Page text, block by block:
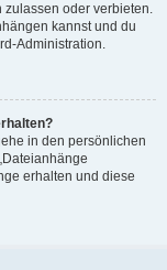
zulassen oder verbieten.
kannst und du
Administration.
in den persönlichen
erhalten und diese